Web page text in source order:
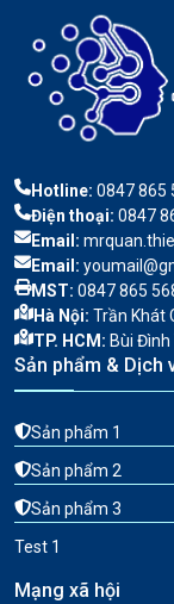
Hotline: 0847 865
Điện thoại: 0847
Email:
Email:
MST: 0847 865
Hà Nội: Trần Khát
TP. HCM: Bùi Đình
Sản phẩm & Dịch
Sản phẩm 1
Sản phẩm 2
Sản phẩm 3
Test 1
Mạng xã hội